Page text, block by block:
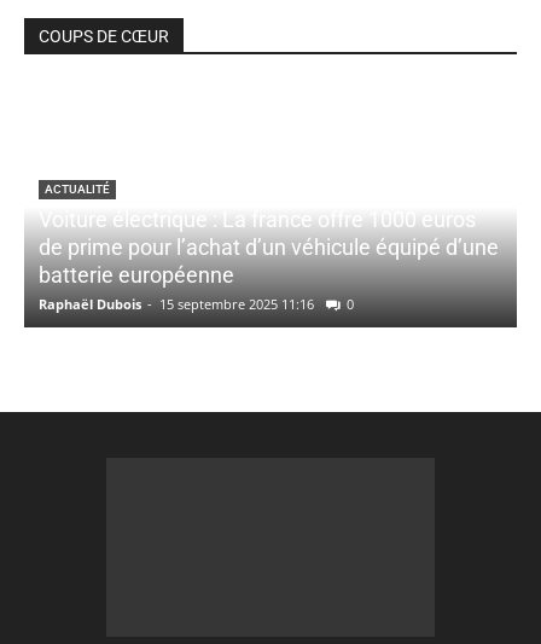
COUPS DE CŒUR
ACTUALITÉ
Voiture électrique : La france offre 1000 euros
de prime pour l’achat d’un véhicule équipé d’une
batterie européenne
Raphaël Dubois - 15 septembre 2025 11:16 0